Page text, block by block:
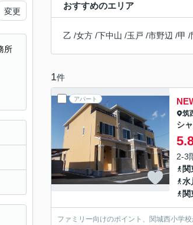
おすすめのエリア
乙 /女方 /下中山 /玉戸 /市野辺 /甲 /
1件
アパート
筑
シ
2-3
水
ファミリー向けのポイント、関城西小学
変更
所